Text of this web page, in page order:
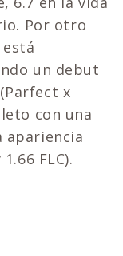
Por otro
un debut
(Parfect x
con una
apariencia
FLC).